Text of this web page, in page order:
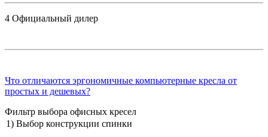
4 Официальный дилер
Что отличаются эргономичные компьютерные кресла от
простых и дешевых?
Фильтр выбора офисных кресел
1) Выбор конструкции спинки